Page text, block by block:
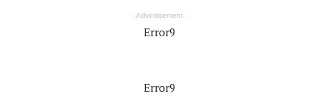
- Advertisement -
Error9
Error9